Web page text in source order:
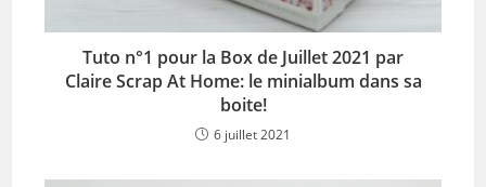
Tuto n°1 pour la Box de Juillet 2021 par
Claire Scrap At Home: le minialbum dans sa
boite!
6 juillet 2021